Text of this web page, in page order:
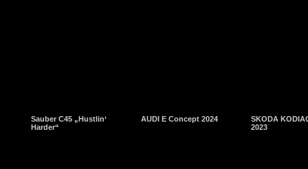
Sauber C45 „Hustlin‘
Harder“
AUDI E Concept 2024
SKODA
2023